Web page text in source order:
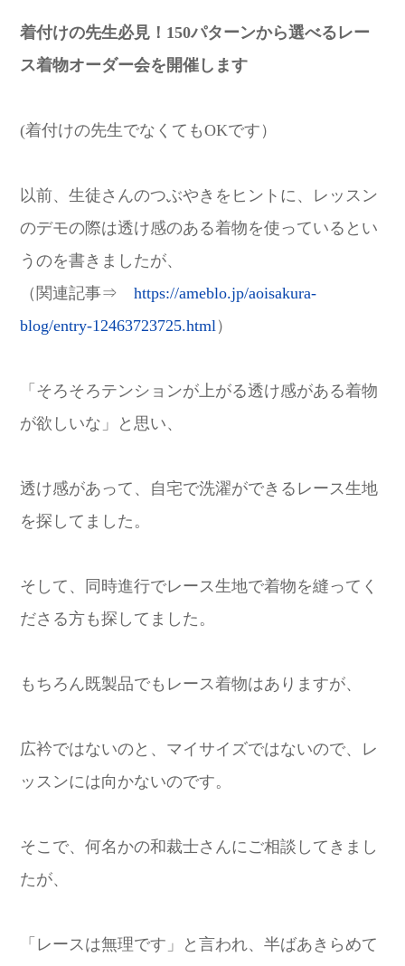
着付けの先生必見！150パターンから選べるレー
ス着物オーダー会を開催します
(着付けの先生でなくてもOKです）
以前、生徒さんのつぶやきをヒントに、レッスン
のデモの際は透け感のある着物を使っているとい
うのを書きましたが、
（関連記事⇒ https://ameblo.jp/aoisakura-
blog/entry-12463723725.html ）
「そろそろテンションが上がる透け感がある着物
が欲しいな」と思い、
透け感があって、自宅で洗濯ができるレース生地
を探してました。
そして、同時進行でレース生地で着物を縫ってく
ださる方も探してました。
もちろん既製品でもレース着物はありますが、
広衿ではないのと、マイサイズではないので、レ
ッスンには向かないのです。
そこで、何名かの和裁士さんにご相談してきまし
たが、
「レースは無理です」と言われ、半ばあきらめて